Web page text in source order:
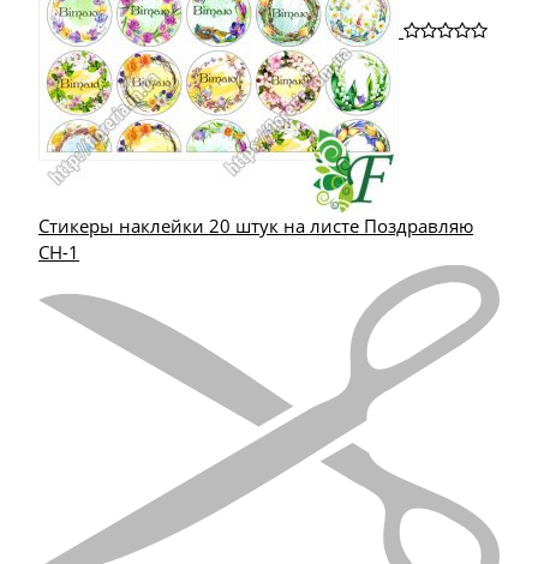
Стикеры наклейки 20 штук на листе Поздравляю
СН-1